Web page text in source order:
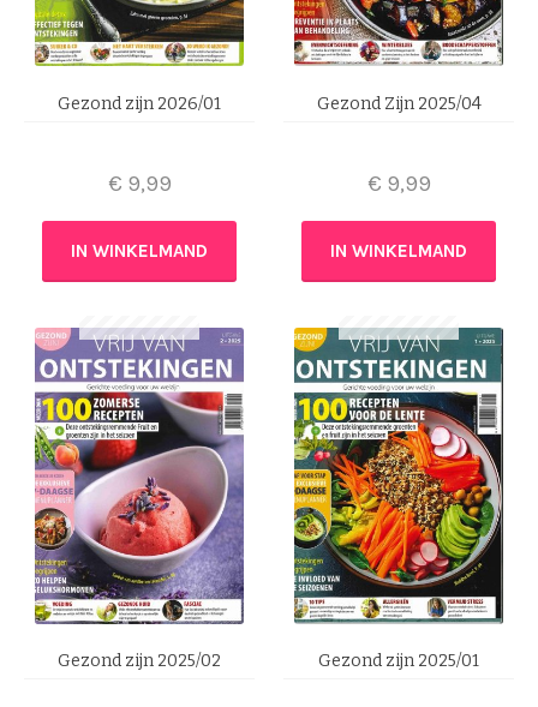
Gezond zijn 2026/01
€ 9,99
IN WINKELMAND
Gezond Zijn 2025/04
€ 9,99
IN WINKELMAND
Gezond zijn 2025/02 Gezond zijn 2025/01